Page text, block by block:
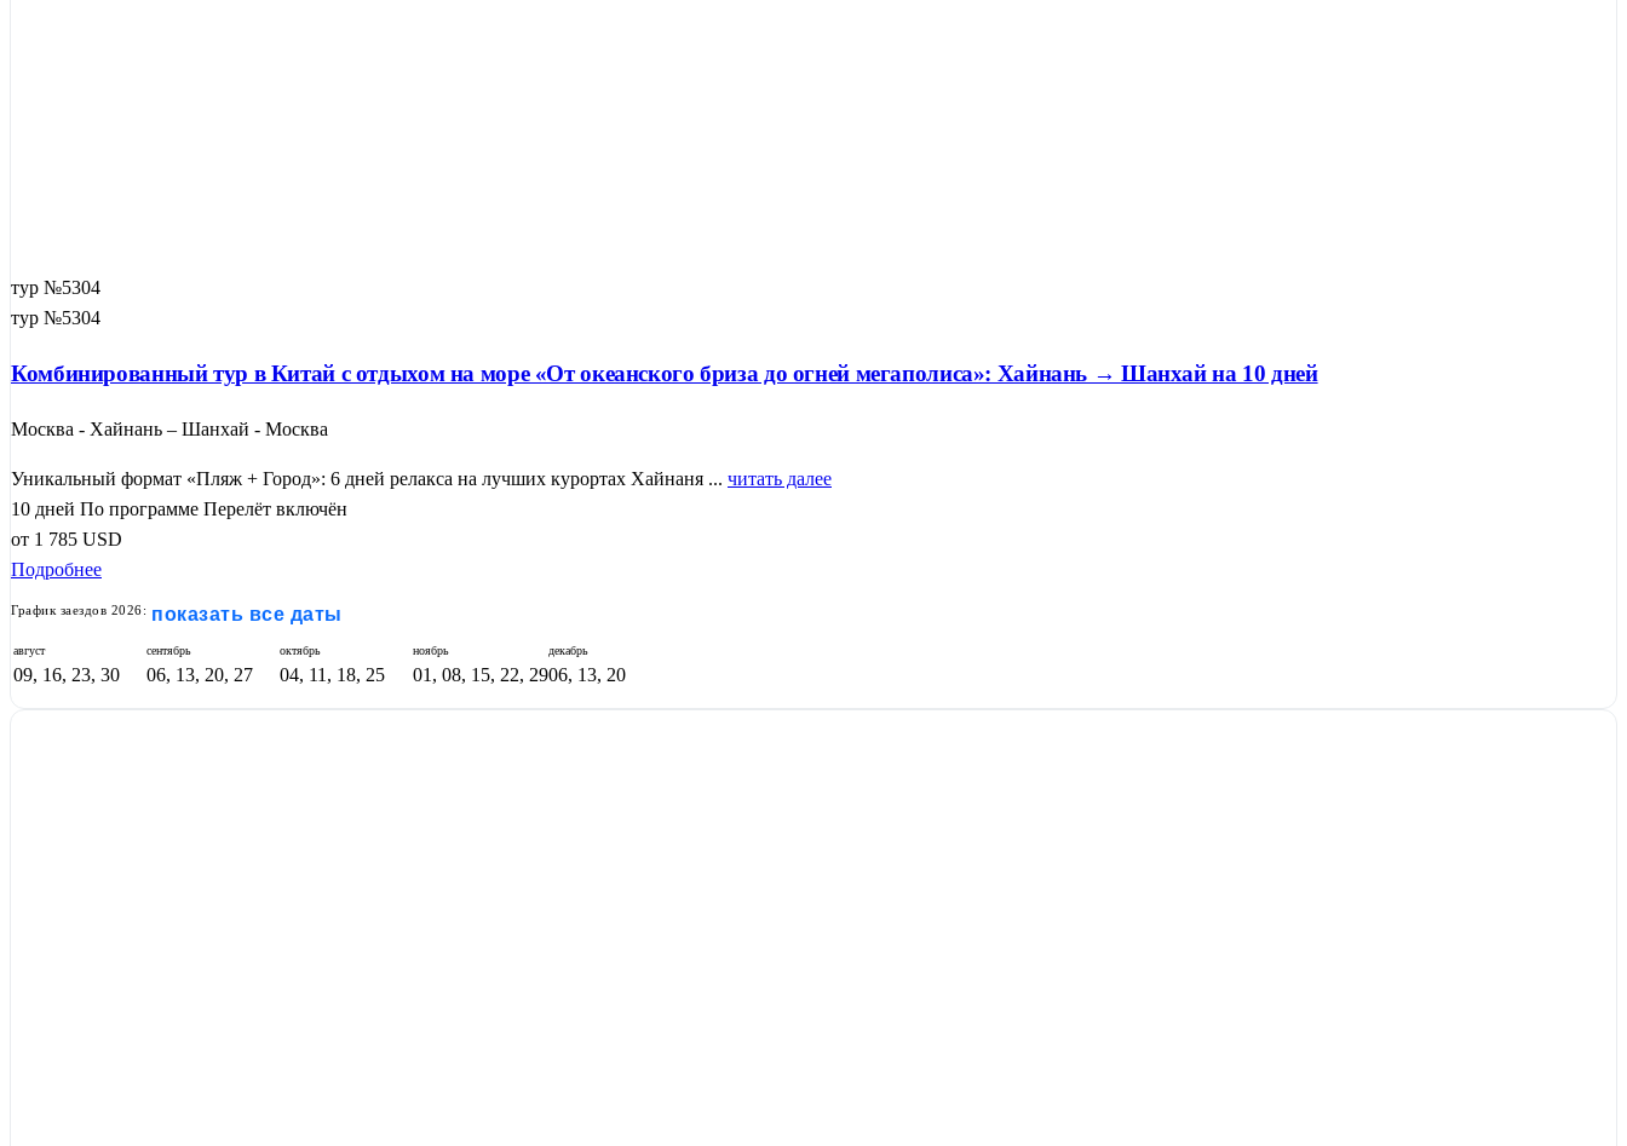
тур №5304
тур №5304
Комбинированный тур в Китай с отдыхом на море «От океанского бриза до огней мегаполиса»: Хайнань → Шанхай на 10 дней
Москва - Хайнань – Шанхай - Москва
Уникальный формат «Пляж + Город»: 6 дней релакса на лучших курортах Хайнаня ... читать далее
10 дней По программе Перелёт включён
от 1 785 USD
Подробнее
График заездов 2026: показать все даты
август
09, 16, 23, 30
сентябрь
06, 13, 20, 27
октябрь
04, 11, 18, 25
ноябрь
01, 08, 15, 22, 29
декабрь
06, 13, 20